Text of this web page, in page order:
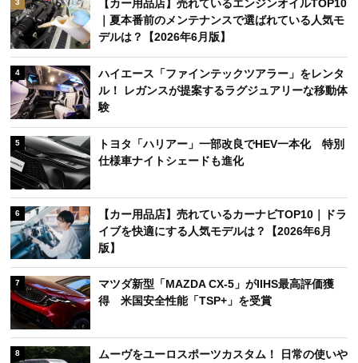
3
【カー用品店】売れているエンジンオイルTOP10
｜夏本番前のメンテナンスで選ばれている人気モ
デルは？【2026年6月版】
4
ハイエース「ファインテックツアラー」をレンタ
ル！ レガンスが提案するラグジュアリーな移動体
験
5
トヨタ「ハリアー」一部改良でHEV一本化 特別
仕様車ナイトシェードも進化
6
【カー用品店】売れているカーナビTOP10｜ドラ
イブを快適にする人気モデルは？【2026年6月
版】
7
マツダ新型「MAZDA CX-5」がIIHS最高評価獲
得 米国安全性能「TSP+」を受賞
8
ムーヴをユーロスポーツカスタム！ 日常の使いや